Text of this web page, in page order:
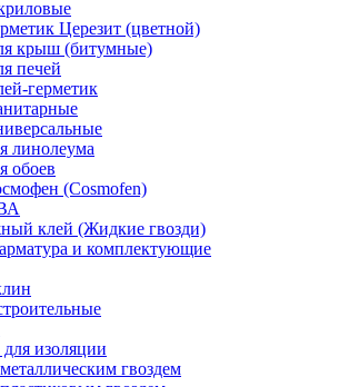
Церезит (цветной)
крыш (битумные)
печей
герметик
линолеума
обоев
(Cosmofen)
клей (Жидкие гвозди)
и комплектующие
изоляции
гвоздем